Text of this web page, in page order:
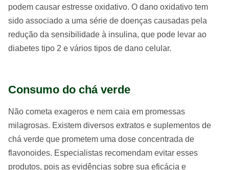
podem causar estresse oxidativo. O dano oxidativo tem
sido associado a uma série de doenças causadas pela
redução da sensibilidade à insulina, que pode levar ao
diabetes tipo 2 e vários tipos de dano celular.
Consumo do chá verde
Não cometa exageros e nem caia em promessas
milagrosas. Existem diversos extratos e suplementos de
chá verde que prometem uma dose concentrada de
flavonoides. Especialistas recomendam evitar esses
produtos, pois as evidências sobre sua eficácia e